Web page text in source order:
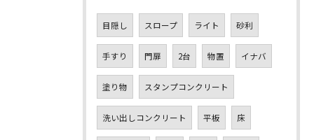
目隠し スロープ ライト 砂利
手すり 門扉 2台 物置 イナバ
塗り物 スタンプコンクリート
洗い出しコンクリート 平板 床